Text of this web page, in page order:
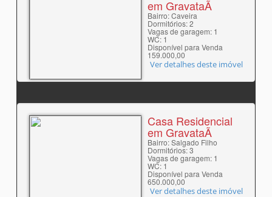
em GravataÃ­
Bairro: Caveira
Dormitórios: 2
Vagas de garagem: 1
WC: 1
Disponível para Venda
159.000,00
Ver detalhes deste imóvel
Casa Residencial
em GravataÃ­
Bairro: Salgado Filho
Dormitórios: 3
Vagas de garagem: 1
WC: 1
Disponível para Venda
650.000,00
Ver detalhes deste imóvel